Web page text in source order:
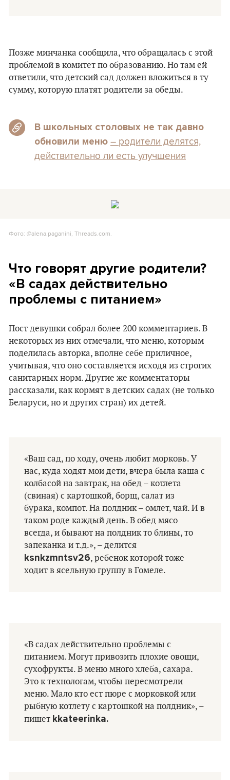
Позже минчанка сообщила, что обращалась с этой
проблемой в комитет по образованию. Но там ей
ответили, что детский сад должен вложиться в ту
сумму, которую платят родители за обеды.
В школьных столовых не так давно
обновили меню – родители делятся,
действительно ли есть улучшения
Фото: @alena.paganini, Threads.com.
Что говорят другие родители?
«В садах действительно
проблемы с питанием»
Пост девушки собрал более 200 комментариев. В
некоторых из них отмечали, что меню, которым
поделилась авторка, вполне себе приличное,
учитывая, что оно составляется исходя из строгих
санитарных норм. Другие же комментаторы
рассказали, как кормят в детских садах (не только
Беларуси, но и других стран) их детей.
«Ваш сад, по ходу, очень любит морковь. У
нас, куда ходят мои дети, вчера была каша с
колбасой на завтрак, на обед – котлета
(свиная) с картошкой, борщ, салат из
бурака, компот. На полдник – омлет, чай. И в
таком роде каждый день. В обед мясо
всегда, и бывают на полдник то блины, то
запеканка и т.д.», – делится
ksnkzmntsv26, ребенок которой тоже
ходит в ясельную группу в Гомеле.
«В садах действительно проблемы с
питанием. Могут привозить плохие овощи,
сухофрукты. В меню много хлеба, сахара.
Это к технологам, чтобы пересмотрели
меню. Мало кто ест пюре с морковкой или
рыбную котлету с картошкой на полдник», –
пишет kkateerinka.